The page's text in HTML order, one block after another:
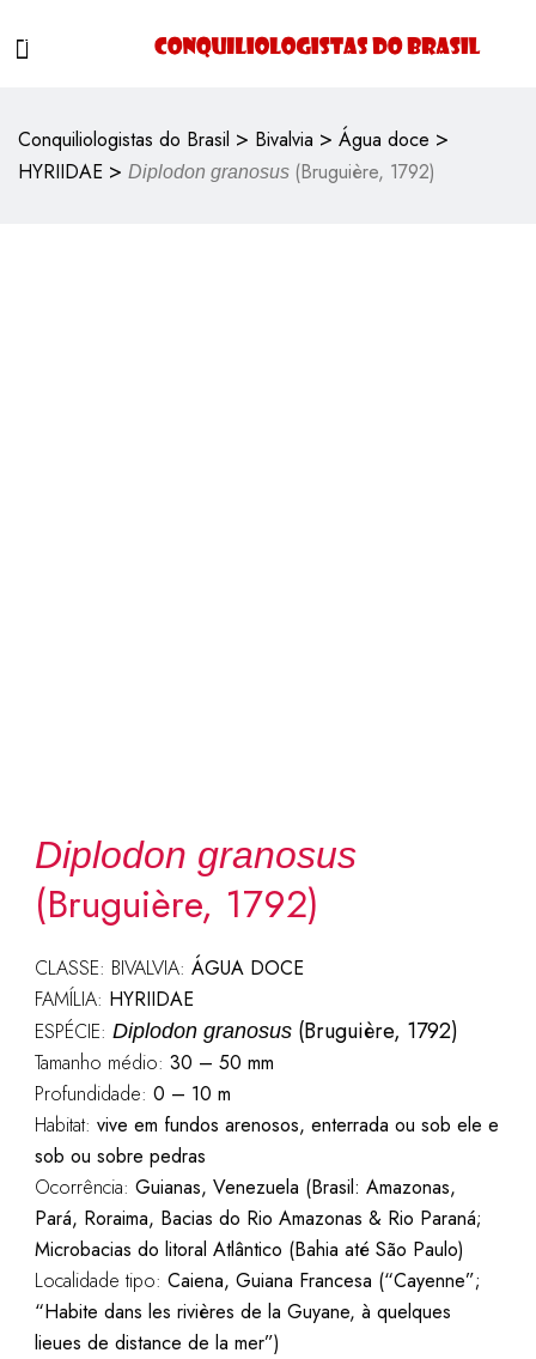
Conquiliologistas do Brasil > Bivalvia > Água doce >
HYRIIDAE > Diplodon granosus (Bruguière, 1792)
Diplodon granosus
(Bruguière, 1792)
CLASSE: BIVALVIA: ÁGUA DOCE
FAMÍLIA: HYRIIDAE
ESPÉCIE: Diplodon granosus(Bruguière, 1792)
Tamanho médio: 30 – 50 mm
Profundidade: 0 – 10 m
Habitat: vive em fundos arenosos, enterrada ou sob ele e
sob ou sobre pedras
Ocorrência: Guianas, Venezuela (Brasil: Amazonas,
Pará, Roraima, Bacias do Rio Amazonas & Rio Paraná;
Microbacias do litoral Atlântico (Bahia até São Paulo)
Localidade tipo: Caiena, Guiana Francesa (“Cayenne”;
“Habite dans les rivières de la Guyane, à quelques
lieues de distance de la mer”)